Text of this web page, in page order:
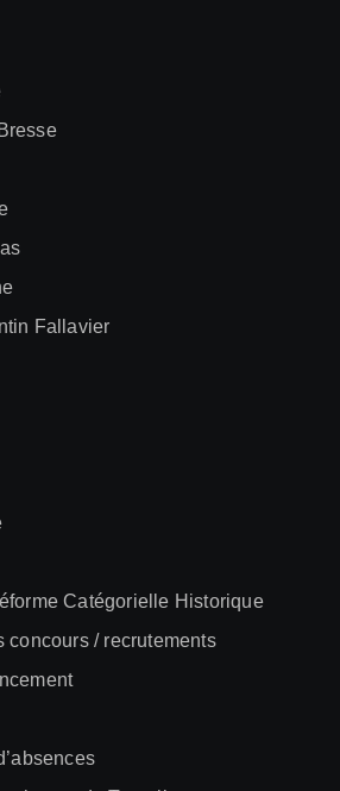
Fallavier
Catégorielle Historique
concours / recrutements